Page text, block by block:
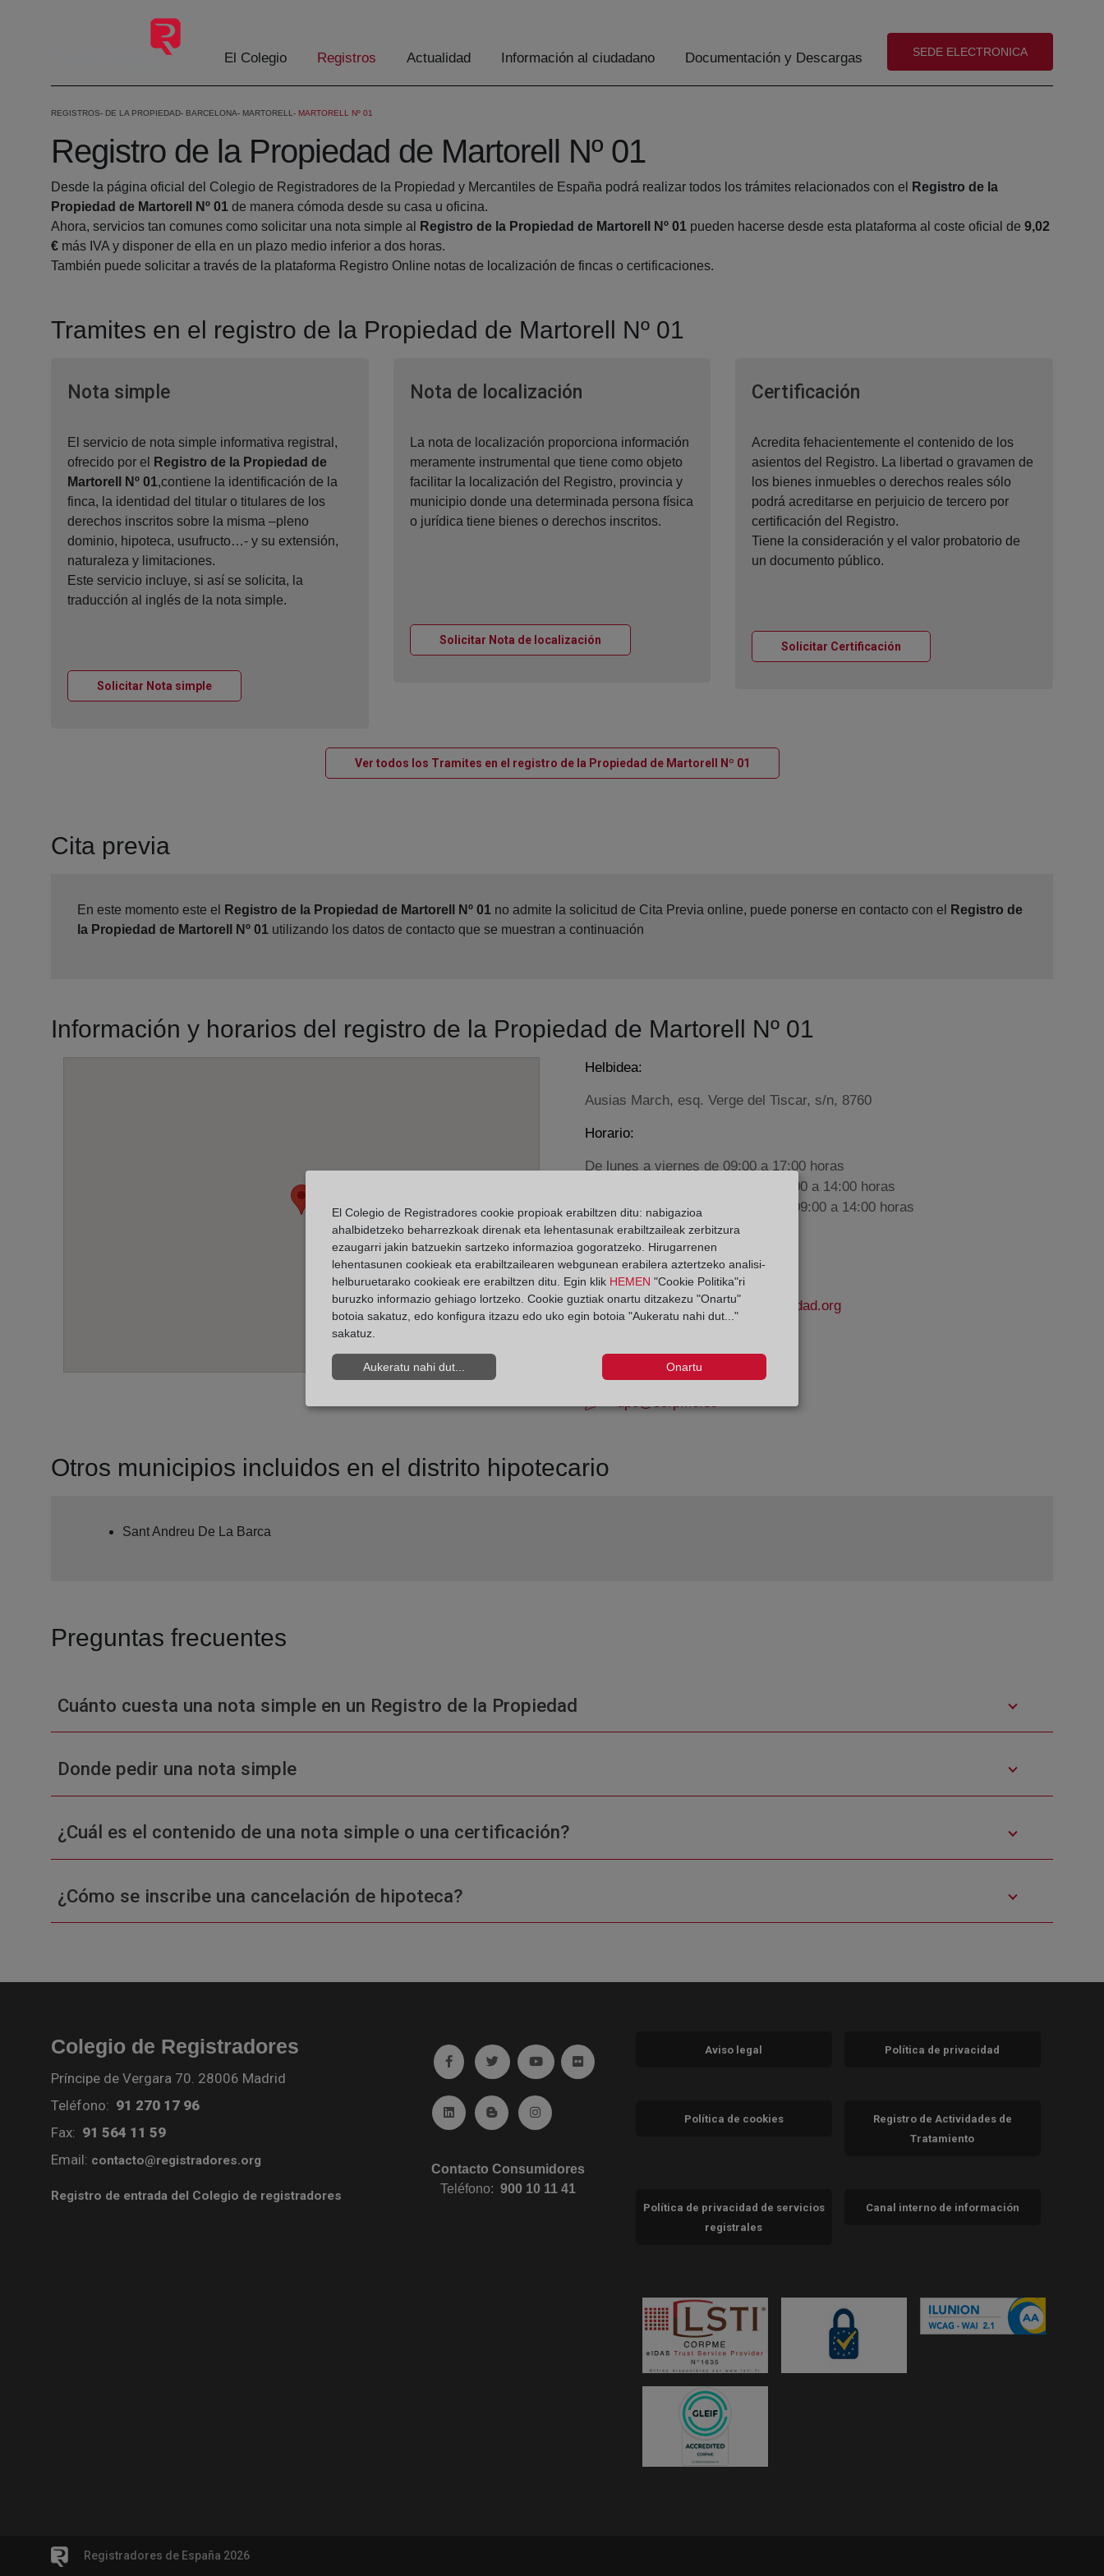
El Colegio Registros Actualidad Información al ciudadano Documentación y Descargas (abre en nueva ventana)
SEDE ELECTRONICA
REGISTROS DE LA PROPIEDAD BARCELONA MARTORELL MARTORELL Nº 01
Registro de la Propiedad de Martorell Nº 01
Desde la página oficial del Colegio de Registradores de la Propiedad y Mercantiles de España podrá realizar todos los trámites relacionados con el
Registro de la
Propiedad de Martorell Nº 01 de manera cómoda desde su casa u oficina.
Ahora, servicios tan comunes como solicitar una nota simple al
Registro de la Propiedad de Martorell Nº 01 pueden hacerse desde esta plataforma al coste oficial de 9,02
€ más IVA y disponer de ella en un plazo medio inferior a dos horas.
También puede solicitar a través de la plataforma Registro Online notas de localización de fincas o certificaciones.
Tramites en el registro de la Propiedad de Martorell Nº 01
Nota simpleVentana nueva
El servicio de nota simple informativa registral,
ofrecido por el
Registro de la Propiedad de
Martorell Nº 01,contiene la identificación de la
finca, la identidad del titular o titulares de los
derechos inscritos sobre la misma –pleno
dominio, hipoteca, usufructo…- y su extensión,
naturaleza y limitaciones.
Este servicio incluye, si así se solicita, la
traducción al inglés de la nota simple.
Solicitar Nota simpleVentana nueva
Nota de localizaciónVentana nueva
La nota de localización proporciona información
meramente instrumental que tiene como objeto
facilitar la localización del Registro, provincia y
municipio donde una determinada persona física
o jurídica tiene bienes o derechos inscritos.
Solicitar Nota de localizaciónVentana nueva
Certificación
Acredita fehacientemente el contenido de los
asientos del Registro. La libertad o gravamen de
los bienes inmuebles o derechos reales sólo
podrá acreditarse en perjuicio de tercero por
certificación del Registro.
Tiene la consideración y el valor probatorio de
un documento público.
Solicitar Certificación
Ver todos los Tramites en el registro de la Propiedad de Martorell Nº 01
Cita previa
En este momento este el Registro de la Propiedad de Martorell Nº 01 no admite la solicitud de Cita Previa online, puede ponerse en contacto con el
Registro de
la Propiedad de Martorell Nº 01 utilizando los datos de contacto que se muestran a continuación
Información y horarios del registro de la Propiedad de Martorell Nº 01
Helbidea:
Ausias March, esq. Verge del Tiscar, s/n, 8760
Horario:
De lunes a viernes de 09:00 a 17:00 horas
Agosto: De lunes a viernes de 09:00 a 14:00 horas
Los días 24 y 31 de diciembre de 09:00 a 14:00 horas
Datos de contacto:
93 776 62 61
martorell@registrodelapropiedad.org
Esther Rada Pelegrí
Delegado de Protección de Datos:
dpo@corpme.es
Otros municipios incluidos en el distrito hipotecario
Sant Andreu De La Barca
Preguntas frecuentes
Cuánto cuesta una nota simple en un Registro de la Propiedad
Donde pedir una nota simple
¿Cuál es el contenido de una nota simple o una certificación?
¿Cómo se inscribe una cancelación de hipoteca?
Colegio de Registradores
Príncipe de Vergara 70. 28006 Madrid
Teléfono: 91 270 17 96
Fax: 91 564 11 59
Email: contacto@registradores.org
Registro de entrada del Colegio de registradores
Ir a facebook (abre en ventana nueva)
Ir a twitter (abre en ventana nueva)
Ir a YouTube (abre en ventana nueva)
Ir a Flickr (abre en ventana nueva)
Ir a Linkedin (abre en ventana nueva)
Ir al Blog (abre en ventana nueva)
Ir a Instagram (abre en ventana nueva)
Contacto Consumidores
Teléfono:900 10 11 41
Aviso legal Política de privacidad
Política de cookies
Registro de Actividades de
Tratamiento
Política de privacidad de servicios
registrales
Canal interno de información
Registradores de España 2026
El Colegio de Registradores cookie propioak erabiltzen ditu: nabigazioa
ahalbidetzeko beharrezkoak direnak eta lehentasunak erabiltzaileak zerbitzura
ezaugarri jakin batzuekin sartzeko informazioa gogoratzeko. Hirugarrenen
lehentasunen cookieak eta erabiltzailearen webgunean erabilera aztertzeko analisi-
helburuetarako cookieak ere erabiltzen ditu. Egin klik HEMEN "Cookie Politika"ri
buruzko informazio gehiago lortzeko. Cookie guztiak onartu ditzakezu "Onartu"
botoia sakatuz, edo konfigura itzazu edo uko egin botoia "Aukeratu nahi dut..."
sakatuz.
Aukeratu nahi dut... Onartu